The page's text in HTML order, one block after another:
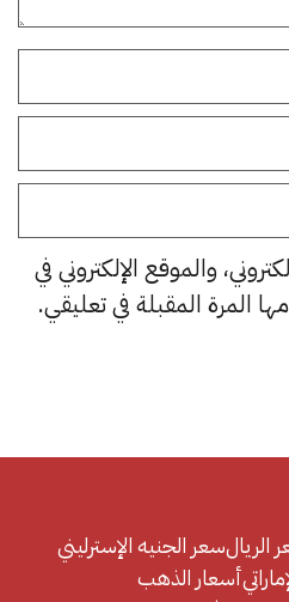
والموقع الإلكتروني في
المرة المقبلة في تعليقي.
الريالسعر الجنيه الإسترليني
أسعار الذهب